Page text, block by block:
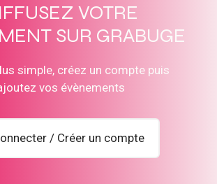
VOTRE
SUR GRABUGE
simple, créez un compte puis
vos évènements
/ Créer un compte